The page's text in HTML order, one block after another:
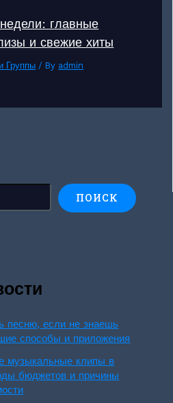
главные
и свежие хиты
Группы / By admin
ПОИСК
песню, если не знаешь
способы и приложения
музыкальные клипы в
бюджетов и причины